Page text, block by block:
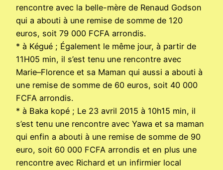
rencontre avec la belle-mère de Renaud Godson
qui a abouti à une remise de somme de 120
euros, soit 79 000 FCFA arrondis.
* à Kégué ; Également le même jour, à partir de
11H05 min, il s’est tenu une rencontre avec
Marie–Florence et sa Maman qui aussi a abouti à
une remise de somme de 60 euros, soit 40 000
FCFA arrondis.
* à Baka kopé ; Le 23 avril 2015 à 10h15 min, il
s’est tenu une rencontre avec Yawa et sa maman
qui enfin a abouti à une remise de somme de 90
euro, soit 60 000 FCFA arrondis et en plus une
rencontre avec Richard et un infirmier local